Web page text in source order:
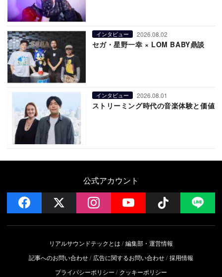
インタビュー 2026.08.02
セガ・星野一幸 × LOM BABY鼎談
インタビュー 2026.08.01
ストリーミング時代の音楽体験と価値
公式アカウント
facebook instagramYouTube Follow
リアルサウンドテックとは
編集部・運営情報
記事へのお問い合わせ
広告に関するお問い合わせ 採用情報
プライバシーポリシー
クッキーポリシー